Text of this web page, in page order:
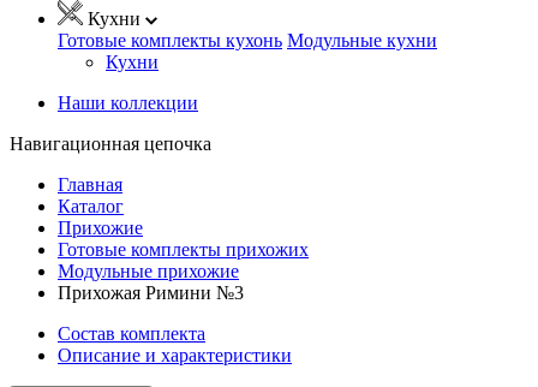
Кухни
Готовые комплекты кухонь Модульные кухни
Кухни
Наши коллекции
Навигационная цепочка
Главная
Каталог
Прихожие
Готовые комплекты прихожих
Модульные прихожие
Прихожая Римини №3
Состав комплекта
Описание и характеристики